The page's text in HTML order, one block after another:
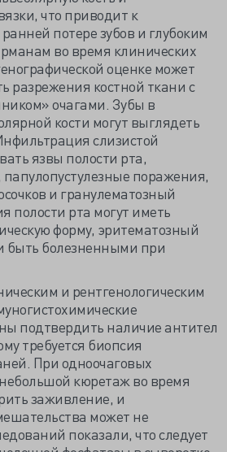
что приводит к
потере зубов и глубоким
во время клинических
оценке может
разрежения костной ткани с
очагами. Зубы в
кости могут выглядеть
слизистой
язвы полости рта,
поражения,
и гранулематозный
полости рта могут иметь
форму, эритематозный
быть болезненными при
и рентгенологическим
подтвердить наличие антител
требуется биопсия
При одноочаговых
кюретаж во время
заживление, и
может не
показали, что следует